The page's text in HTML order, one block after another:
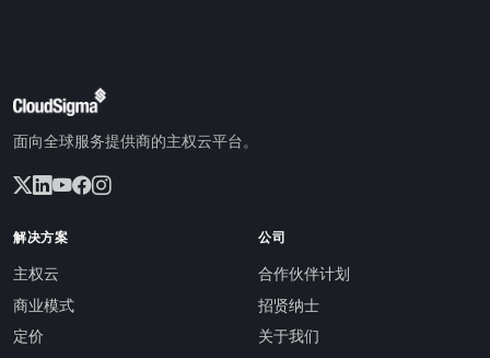
面向全球服务提供商的主权云平台。
解决方案
主权云
商业模式
定价
公司
合作伙伴计划
招贤纳士
关于我们